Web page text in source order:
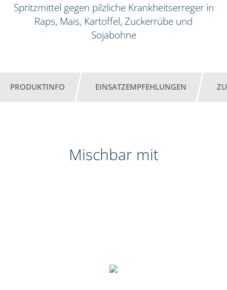
Spritzmittel gegen pilzliche Krankheitserreger in
Raps, Mais, Kartoffel, Zuckerrübe und
Sojabohne
PRODUKTINFO EINSATZEMPFEHLUNGEN
Mischbar mit